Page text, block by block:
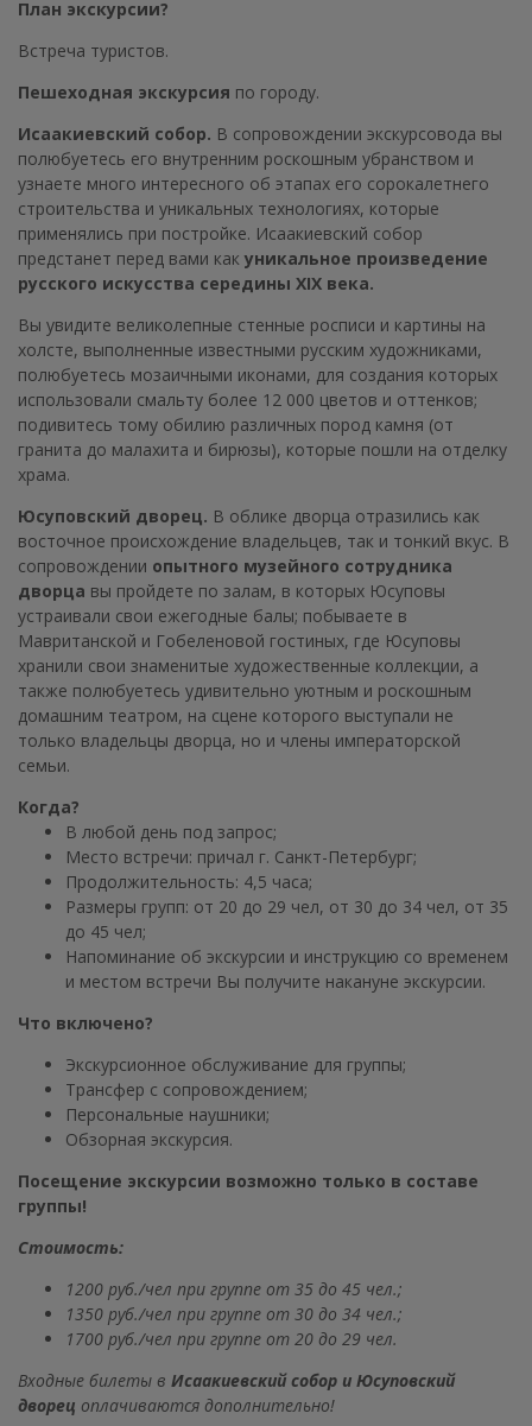
План экскурсии?
Встреча туристов.
Пешеходная экскурсия по городу.
Исаакиевский собор. В сопровождении экскурсовода вы
полюбуетесь его внутренним роскошным убранством и
узнаете много интересного об этапах его сорокалетнего
строительства и уникальных технологиях, которые
применялись при постройке. Исаакиевский собор
предстанет перед вами как уникальное произведение
русского искусства середины XIX века.
Вы увидите великолепные стенные росписи и картины на
холсте, выполненные известными русским художниками,
полюбуетесь мозаичными иконами, для создания которых
использовали смальту более 12 000 цветов и оттенков;
подивитесь тому обилию различных пород камня (от
гранита до малахита и бирюзы), которые пошли на отделку
храма.
Юсуповский дворец. В облике дворца отразились как
восточное происхождение владельцев, так и тонкий вкус. В
сопровождении опытного музейного сотрудника
дворца вы пройдете по залам, в которых Юсуповы
устраивали свои ежегодные балы; побываете в
Мавританской и Гобеленовой гостиных, где Юсуповы
хранили свои знаменитые художественные коллекции, а
также полюбуетесь удивительно уютным и роскошным
домашним театром, на сцене которого выступали не
только владельцы дворца, но и члены императорской
семьи.
Когда?
В любой день под запрос;
Место встречи: причал г. Санкт-Петербург;
Продолжительность: 4,5 часа;
Размеры групп: от 20 до 29 чел, от 30 до 34 чел, от 35
до 45 чел;
Напоминание об экскурсии и инструкцию со временем
и местом встречи Вы получите накануне экскурсии.
Что включено?
Экскурсионное обслуживание для группы;
Трансфер с сопровождением;
Персональные наушники;
Обзорная экскурсия.
Посещение экскурсии возможно только в составе
группы!
Стоимость:
1200 руб./чел при группе от 35 до 45 чел.;
1350 руб./чел при группе от 30 до 34 чел.;
1700 руб./чел при группе от 20 до 29 чел.
Входные билеты в Исаакиевский собор и Юсуповский
дворец оплачиваются дополнительно!